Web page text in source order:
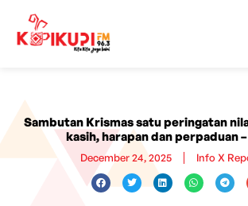
Sambutan Krismas satu peringatan
kasih, harapan dan perpaduan
December 24, 2025 Info X